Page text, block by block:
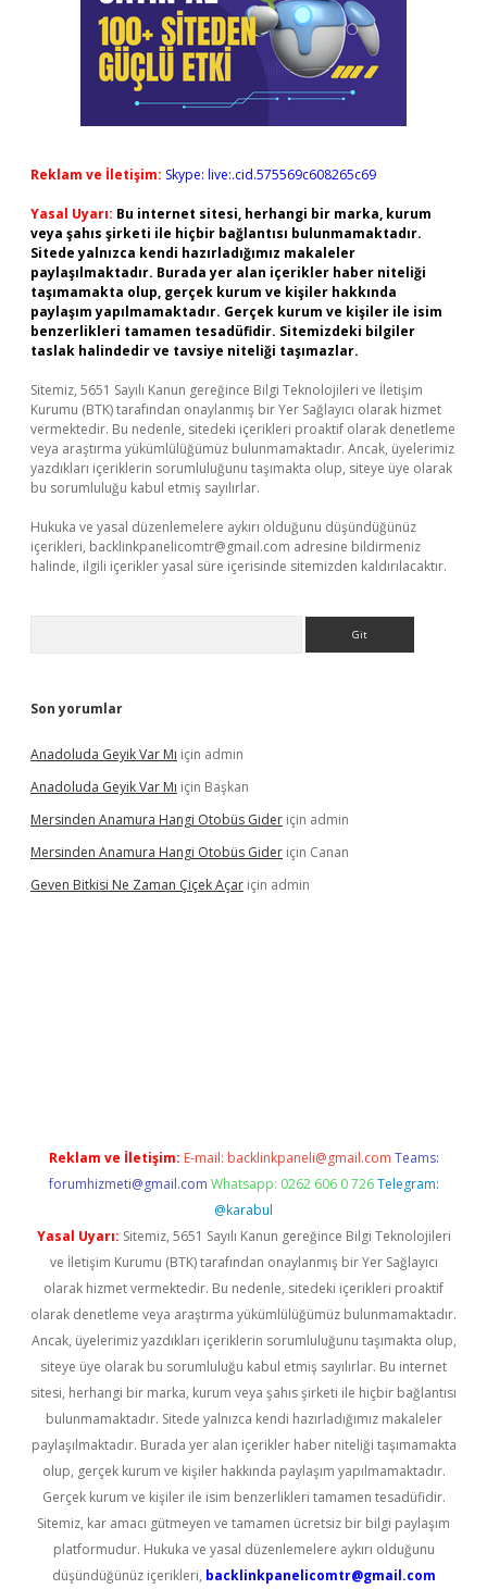
Reklam ve İletişim: Skype: live:.cid.575569c608265c69
Yasal Uyarı: Bu internet sitesi, herhangi bir marka, kurum
veya şahıs şirketi ile hiçbir bağlantısı bulunmamaktadır.
Sitede yalnızca kendi hazırladığımız makaleler
paylaşılmaktadır. Burada yer alan içerikler haber niteliği
taşımamakta olup, gerçek kurum ve kişiler hakkında
paylaşım yapılmamaktadır. Gerçek kurum ve kişiler ile isim
benzerlikleri tamamen tesadüfidir. Sitemizdeki bilgiler
taslak halindedir ve tavsiye niteliği taşımazlar.
Sitemiz, 5651 Sayılı Kanun gereğince Bilgi Teknolojileri ve İletişim
Kurumu (BTK) tarafından onaylanmış bir Yer Sağlayıcı olarak hizmet
vermektedir. Bu nedenle, sitedeki içerikleri proaktif olarak denetleme
veya araştırma yükümlülüğümüz bulunmamaktadır. Ancak, üyelerimiz
yazdıkları içeriklerin sorumluluğunu taşımakta olup, siteye üye olarak
bu sorumluluğu kabul etmiş sayılırlar.
Hukuka ve yasal düzenlemelere aykırı olduğunu düşündüğünüz
içerikleri, backlinkpanelicomtr@gmail.com adresine bildirmeniz
halinde, ilgili içerikler yasal süre içerisinde sitemizden kaldırılacaktır.
Son yorumlar
Anadoluda Geyik Var Mı için admin
Anadoluda Geyik Var Mı için Başkan
Mersinden Anamura Hangi Otobüs Gider için admin
Mersinden Anamura Hangi Otobüs Gider için Canan
Geven Bitkisi Ne Zaman Çiçek Açar için admin
Reklam ve İletişim: E-mail: backlinkpaneli@gmail.com Teams:
forumhizmeti@gmail.com Whatsapp: 0262 606 0 726 Telegram:
@karabul
Yasal Uyarı: Sitemiz, 5651 Sayılı Kanun gereğince Bilgi Teknolojileri
ve İletişim Kurumu (BTK) tarafından onaylanmış bir Yer Sağlayıcı
olarak hizmet vermektedir. Bu nedenle, sitedeki içerikleri proaktif
olarak denetleme veya araştırma yükümlülüğümüz bulunmamaktadır.
Ancak, üyelerimiz yazdıkları içeriklerin sorumluluğunu taşımakta olup,
siteye üye olarak bu sorumluluğu kabul etmiş sayılırlar. Bu internet
sitesi, herhangi bir marka, kurum veya şahıs şirketi ile hiçbir bağlantısı
bulunmamaktadır. Sitede yalnızca kendi hazırladığımız makaleler
paylaşılmaktadır. Burada yer alan içerikler haber niteliği taşımamakta
olup, gerçek kurum ve kişiler hakkında paylaşım yapılmamaktadır.
Gerçek kurum ve kişiler ile isim benzerlikleri tamamen tesadüfidir.
Sitemiz, kar amacı gütmeyen ve tamamen ücretsiz bir bilgi paylaşım
platformudur. Hukuka ve yasal düzenlemelere aykırı olduğunu
düşündüğünüz içerikleri, backlinkpanelicomtr@gmail.com